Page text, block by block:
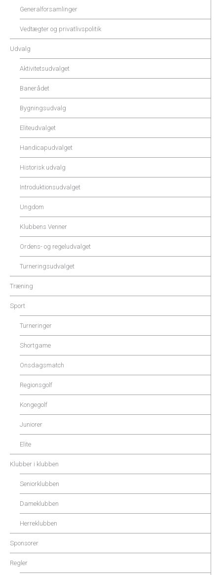
Generalforsamlinger
Vedtægter og privatlivspolitik
Udvalg
Aktivitetsudvalget
Banerådet
Bygningsudvalg
Eliteudvalget
Handicapudvalget
Historisk udvalg
Introduktionsudvalget
Ungdom
Klubbens Venner
Ordens- og regeludvalget
Turneringsudvalget
Træning
Sport
Turneringer
Shortgame
Onsdagsmatch
Regionsgolf
Kongegolf
Juniorer
Elite
Klubber i klubben
Seniorklubben
Dameklubben
Herreklubben
Sponsorer
Regler